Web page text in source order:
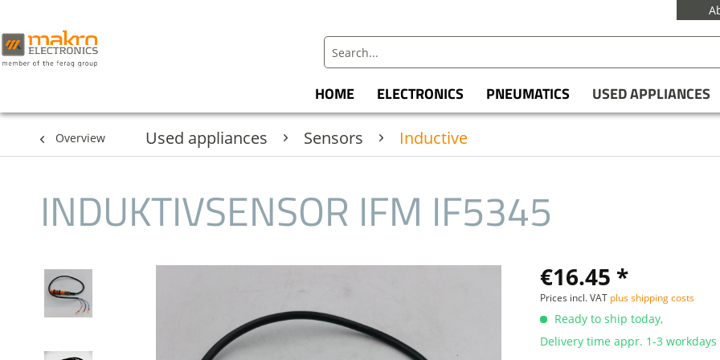
HOME ELECTRONICS PNEUMATICS USED APPLIANCES
Overview Used appliances Sensors Inductive
INDUKTIVSENSOR IFM IF5345
€16.45 *
Prices incl. VAT plus shipping costs
Ready to ship today,
Delivery time appr. 1-3 workdays